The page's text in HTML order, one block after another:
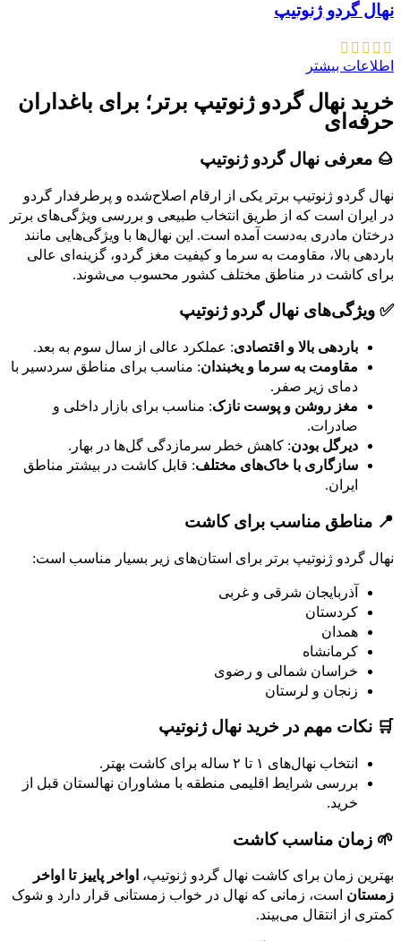
نهال گردو ژنوتیپ
اطلاعات بیشتر
خرید نهال گردو ژنوتیپ برتر؛ برای باغداران
حرفه‌ای
🌰 معرفی نهال گردو ژنوتیپ
نهال گردو ژنوتیپ برتر یکی از ارقام اصلاح‌شده و پرطرفدار گردو
در ایران است که از طریق انتخاب طبیعی و بررسی ویژگی‌های برتر
درختان مادری به‌دست آمده است. این نهال‌ها با ویژگی‌هایی مانند
باردهی بالا، مقاومت به سرما و کیفیت مغز گردو، گزینه‌ای عالی
برای کاشت در مناطق مختلف کشور محسوب می‌شوند.
✅ ویژگی‌های نهال گردو ژنوتیپ
باردهی بالا و اقتصادی: عملکرد عالی از سال سوم به بعد.
مقاومت به سرما و یخبندان: مناسب برای مناطق سردسیر با
دمای زیر صفر.
مغز روشن و پوست نازک: مناسب برای بازار داخلی و
صادرات.
دیرگل بودن: کاهش خطر سرمازدگی گل‌ها در بهار.
سازگاری با خاک‌های مختلف: قابل کاشت در بیشتر مناطق
ایران.
📍 مناطق مناسب برای کاشت
نهال گردو ژنوتیپ برتر برای استان‌های زیر بسیار مناسب است:
آذربایجان شرقی و غربی
کردستان
همدان
کرمانشاه
خراسان شمالی و رضوی
زنجان و لرستان
🛒 نکات مهم در خرید نهال ژنوتیپ
انتخاب نهال‌های ۱ تا ۲ ساله برای کاشت بهتر.
بررسی شرایط اقلیمی منطقه با مشاوران نهالستان قبل از
خرید.
🌱 زمان مناسب کاشت
بهترین زمان برای کاشت نهال گردو ژنوتیپ، اواخر پاییز تا اواخر
زمستان است، زمانی که نهال در خواب زمستانی قرار دارد و شوک
کمتری از انتقال می‌بیند.